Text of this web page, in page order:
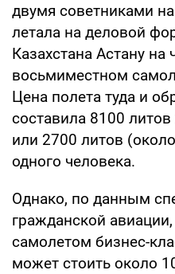
двумя советниками
летала на деловой
Казахстана Астану на
восьмиместном
Цена полета туда и
составила 8100
или 2700 литов
одного человека.
Однако, по данным
гражданской
самолетом бизнес-
может стоить около